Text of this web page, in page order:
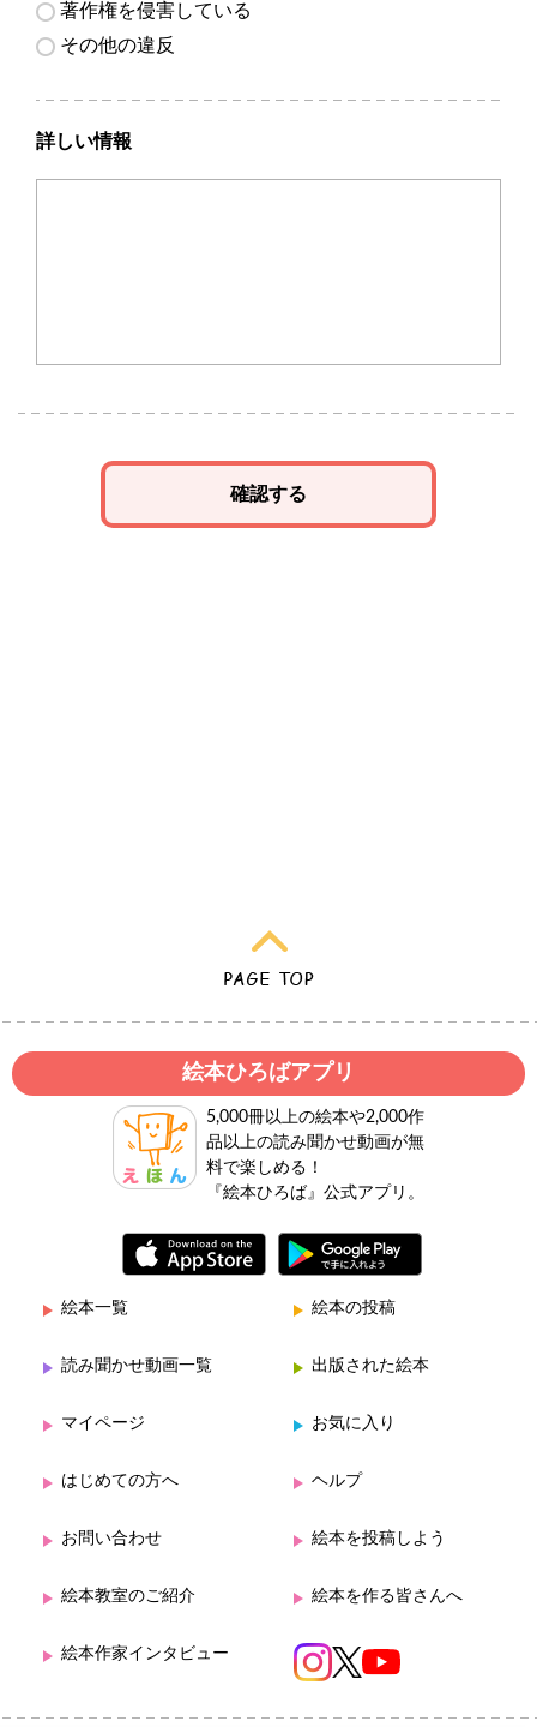
著作権を侵害している
その他の違反
詳しい情報
確認する
絵本ひろばアプリ
5,000冊以上の絵本や2,000作
品以上の読み聞かせ動画が無
料で楽しめる！
『絵本ひろば』公式アプリ。
絵本一覧 絵本の投稿
読み聞かせ動画一覧 出版された絵本
マイページ お気に入り
はじめての方へ ヘルプ
お問い合わせ 絵本を投稿しよう
絵本教室のご紹介 絵本を作る皆さんへ
絵本作家インタビュー